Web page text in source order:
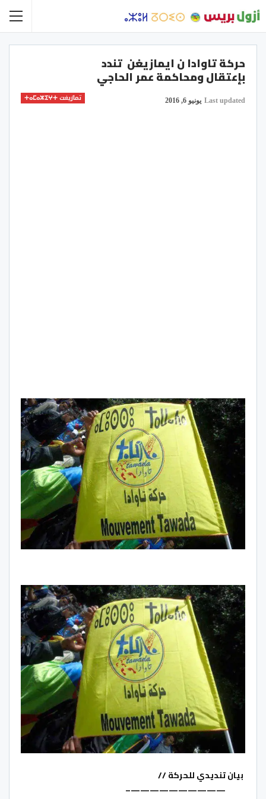
حركة تاوادا ن ايمازيغن تندد
بإعتقال ومحاكمة عمر الحاجي
تمازيغت ⵜⴰⵎⴰⵣⵉⵖⵜ Last updated يونيو 6, 2016
بيان تنديدي للحركة //
——————————
–